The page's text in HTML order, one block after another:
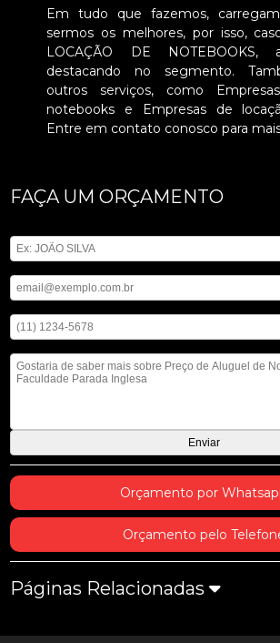
Em tudo que fazemos,
sermos os melhores, por isso,
LOCAÇÃO DE
destacando no segmento.
outros serviços, como
notebooks e Empresas de
Entre em contato conosco para
FAÇA UM ORÇAMENTO
Orçamento por
Orçamento pelo
Páginas Relacionadas